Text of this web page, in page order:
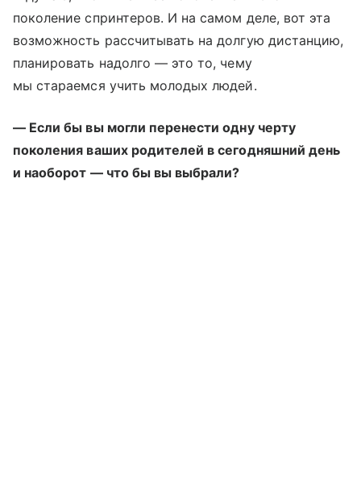
поколение спринтеров. И на самом деле, вот эта
возможность рассчитывать на долгую дистанцию,
планировать надолго — это то, чему
мы стараемся учить молодых людей.
— Если бы вы могли перенести одну черту
поколения ваших родителей в сегодняшний день
и наоборот — что бы вы выбрали?